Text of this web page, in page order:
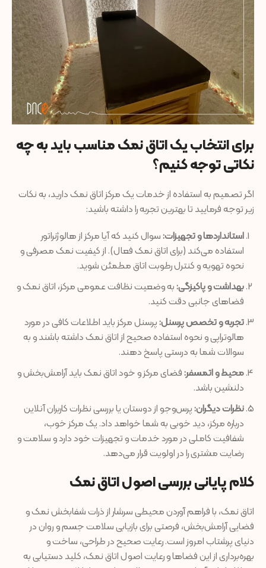
برای انتخاب یک اتاق نمک مناسب باید به چه
نکاتی توجه کنیم؟
اگر تصمیم به استفاده از خدمات یک مرکز اتاق نمک دارید، به نکات
زیر توجه فرمایید تا بهترین تجربه را داشته باشید:
استانداردها و تجهیزات:سوال کنید که آیا مرکز از هالوژنراتور
استفاده می‌کند (برای اتاق نمک فعال). از کیفیت نمک مصرفی و
نحوه تهویه و کنترل رطوبت اتاق مطمئن شوید.
بهداشت و پاکیزگی:به وضعیت نظافت عمومی مرکز، اتاق نمک و
فضاهای جانبی دقت کنید.
تجربه و تخصص پرسنل:پرسنل مرکز باید اطلاعات کافی در مورد
هالوتراپی و نحوه استفاده صحیح از اتاق نمک داشته باشند و به
سوالات شما به درستی پاسخ دهند.
محیط و اتمسفر:فضای مرکز و خود اتاق نمک باید آرامش‌بخش و
دلنشین باشد.
نظرات دیگران:پرس‌وجو از دوستان یا بررسی نظرات کاربران آنلاین
درباره مرکز، دید خوبی به شما خواهد داد. یک مرکز خوب،
شفافیت کاملی در مورد خدمات و تجهیزات خود دارد و سلامت و
رضایت مشتری را در اولویت قرار می‌دهد.
کلام پایانی بررسی اصول اتاق نمک
اتاق نمک، با فراهم آوردن محیطی سرشار از ذرات شفابخش نمک و
فضایی آرامش‌بخش، فرصتی برای بازیابی سلامت جسم و روان در
دنیای پرشتاب امروز است. رعایت صحیح در طراحی، ساخت و
بهره‌برداری از این فضاها و رعایت اصول اتاق نمک، کلید دستیابی به